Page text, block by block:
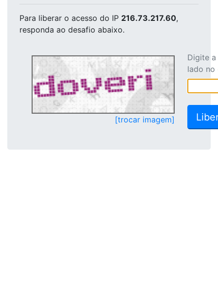
Para liberar o acesso do IP 216.73.217.60,
responda ao desafio abaixo.
[trocar imagem]
Digite
lado no